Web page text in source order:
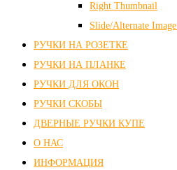
Right Thumbnail
Slide/Alternate Image
РУЧКИ НА РОЗЕТКЕ
РУЧКИ НА ПЛАНКЕ
РУЧКИ ДЛЯ ОКОН
РУЧКИ СКОБЫ
ДВЕРНЫЕ РУЧКИ КУПЕ
О НАС
ИНФОРМАЦИЯ